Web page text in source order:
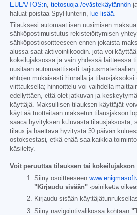
EULA/TOS:n, tietosuoja-/evästekäytännön
haluat poistaa SpyHunterin, lue lisää.
Tilauksesi automaattisen uusimisen
sähköpostimuistutus rekisteröitymisen
sähköpostiosoitteeseen ennen jokaista
alussa saat aktivointikoodin, jota voi
kokeilujaksossa ja vain yhdessä laitteessa
uusitaan automaattisesti
ehtojen mukaisesti hinnalla ja tilausjaksoksi
viittauksella; hinnoittelu voi vaihdella
edellyttäen, että olet jatkuvan ja
käyttäjä. Maksullisen tilauksen käyttäjät
käyttää tuotteitaan maksetun tilausjakson
saada hyvityksen kuluvasta tilausjaksosta,
tilaus ja haettava hyvitystä 30 päivän
ostoksestasi, etkä enää saa kaikkia
käsitelty.
Voit peruuttaa tilauksen tai kokeilujakson
Siirry osoitteeseen
"Kirjaudu sisään" -painiketta
Kirjaudu sisään
Siirry navigointivalikossa kohtaan